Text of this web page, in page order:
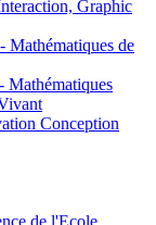
Graphic
de
Conception
de l'Ecole